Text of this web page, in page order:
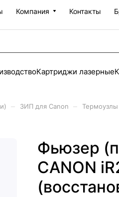
Компания Контакты
Картриджи лазерные
ЗИП для Canon
Фьюзер
CANON